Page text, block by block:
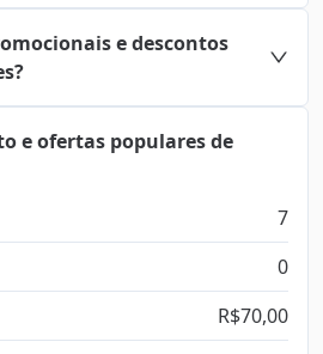
e descontos
e ofertas populares de
7
0
R$70,00